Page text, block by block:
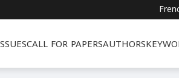
CALL FOR PAPERSAUTHORS